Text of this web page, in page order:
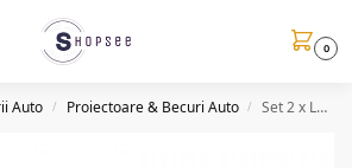
0
Auto / Proiectoare & Becuri Auto / Set 2 x Lampi LED iluminare numar H02008, canbus, VW/Skoda/Seat